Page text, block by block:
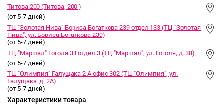
Титова 200 (Титова, 200 )
(от 5-7 дней)
ТЦ "Золотая Нива" Бориса Богаткова 239 отдел 133 (ТЦ "Золотая
Нива", ул. Бориса Богаткова 239)
(от 5-7 дней)
ТЦ "Маршал" Гоголя 38 отдел 3 (ТЦ "Маршал", ул. Гоголя, д. 38)
(от 5-7 дней)
ТЦ "Олимпия" Галущака 2 А офис 302 (ТЦ "Олимпия", ул.
Галущака, д. 2А)
(от 5-7 дней)
Характеристики товара